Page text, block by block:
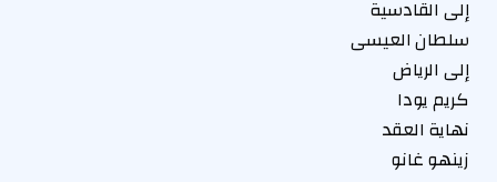
إلى القادسية
سلطان العيسى
إلى الرياض
كريم يودا
نهاية العقد
زينهو غانو